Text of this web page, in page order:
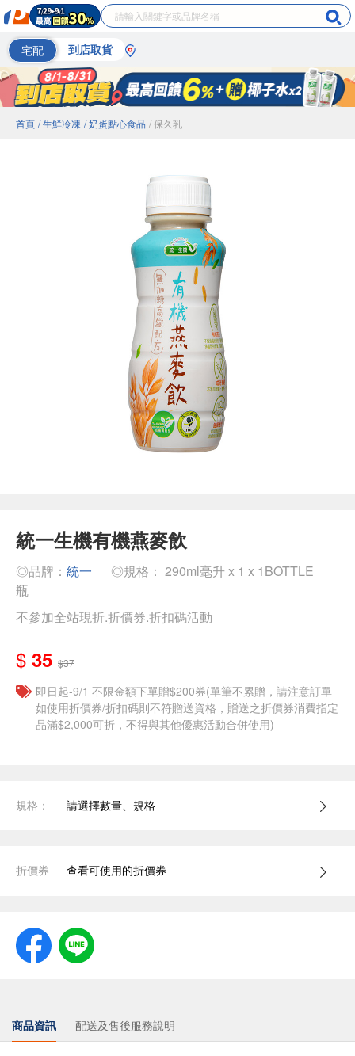
宅配 到店取貨
首頁 / 生鮮冷凍 / 奶蛋點心食品 / 保久乳
統一生機有機燕麥飲
◎品牌： 統一
◎規格： 290ml毫升 x 1 x 1BOTTLE
瓶
不參加全站現折.折價券.折扣碼活動
$ 35 $37
即日起-9/1 不限金額下單贈$200券(單筆不累贈，請注意訂單
如使用折價券/折扣碼則不符贈送資格，贈送之折價券消費指定
品滿$2,000可折，不得與其他優惠活動合併使用)
規格： 請選擇數量、規格
折價券 查看可使用的折價券
商品資訊 配送及售後服務說明